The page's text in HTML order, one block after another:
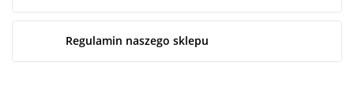
Regulamin naszego sklepu